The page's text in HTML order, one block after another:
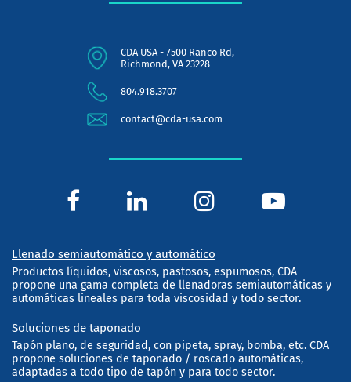
CDA USA - 7500 Ranco Rd,
Richmond, VA 23228
804.918.3707
contact@cda-usa.com
Llenado semiautomático y automático
Productos líquidos, viscosos, pastosos, espumosos, CDA
propone una gama completa de llenadoras semiautomáticas y
automáticas lineales para toda viscosidad y todo sector.
Soluciones de taponado
Tapón plano, de seguridad, con pipeta, spray, bomba, etc. CDA
propone soluciones de taponado / roscado automáticas,
adaptadas a todo tipo de tapón y para todo sector.